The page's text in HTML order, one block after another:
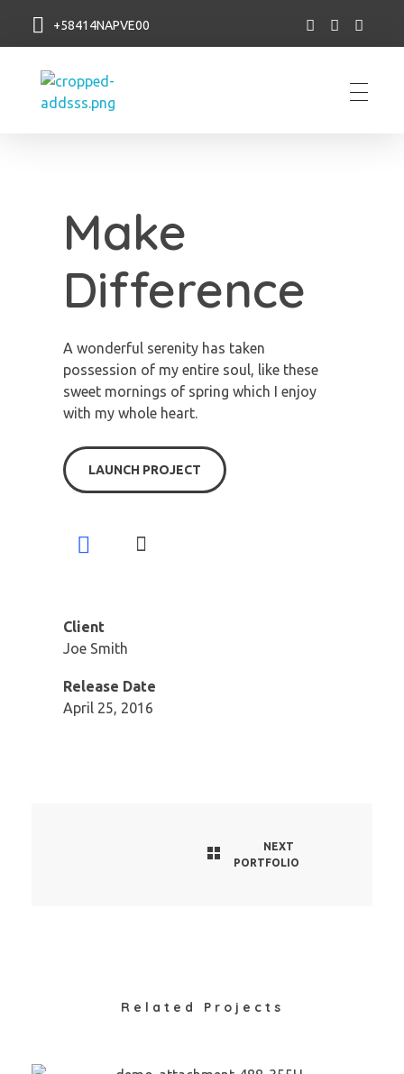
+58414NAPVE00
Make
Difference
A wonderful serenity has taken
possession of my entire soul, like these
sweet mornings of spring which I enjoy
with my whole heart.
LAUNCH PROJECT
Client
Joe Smith
Release Date
April 25, 2016
NEXT
PORTFOLIO
Related Projects